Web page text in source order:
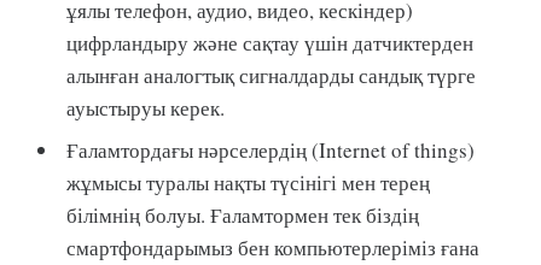
ұялы телефон, аудио, видео, кескіндер)
цифрландыру және сақтау үшін датчиктерден
алынған аналогтық сигналдарды сандық түрге
ауыстыруы керек.
Ғаламтордағы нәрселердің (Internet of things)
жұмысы туралы нақты түсінігі мен терең
білімнің болуы. Ғаламтормен тек біздің
смартфондарымыз бен компьютерлеріміз ғана